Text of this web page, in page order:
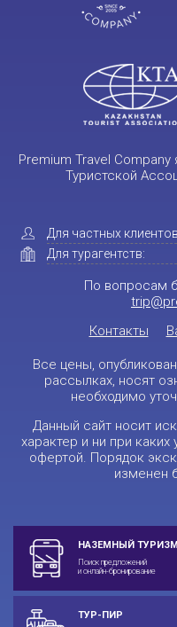
Premium Travel
Туристской
Для частных
Для турагентств:
По вопросам
Контакты
Все цены,
рассылках, носят
необходимо
Данный сайт носит
характер и ни при каких
офертой. Порядок
изменен
НАЗЕМНЫЙ ТУРИЗМ
Поиск предложений
и онлайн-бронирование
ТУР-ПИР